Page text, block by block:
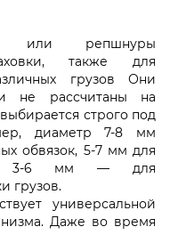
или репшнуры
также для
грузов Они
не рассчитаны на
строго под
диаметр 7-8 мм
обвязок, 5-7 мм для
3-6 мм — для
грузов.
универсальной
Даже во время